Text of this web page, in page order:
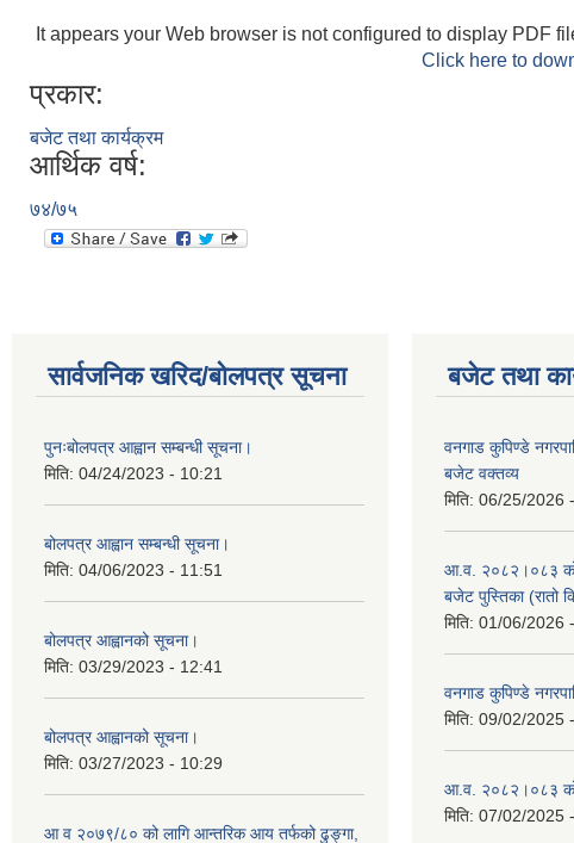
It appears your Web browser is not configured to display PDF
Click here to
प्रकार:
बजेट तथा कार्यक्रम
आर्थिक वर्ष:
७४/७५
सार्वजनिक खरिद/बोलपत्र सूचना
पुनःबोलपत्र आह्वान सम्बन्धी सूचना।
मिति: 04/24/2023 - 10:21
बोलपत्र आह्वान सम्बन्धी सूचना।
मिति: 04/06/2023 - 11:51
बोलपत्र आह्वानको सूचना।
मिति: 03/29/2023 - 12:41
बोलपत्र आह्वानको सूचना।
मिति: 03/27/2023 - 10:29
आ व २०७९/८० को लागि आन्तरिक आय तर्फको ढुङ्गा,
बजेट तथा
वनगाड कुपिण्डे
बजेट वक्तव्य
मिति: 06/25/2026
आ.व. २०८२।०८३ को
बजेट पुस्तिका (रातो
मिति: 01/06/2026
वनगाड कुपिण्डे
मिति: 09/02/2025
आ.व. २०८२।०८३ को
मिति: 07/02/2025